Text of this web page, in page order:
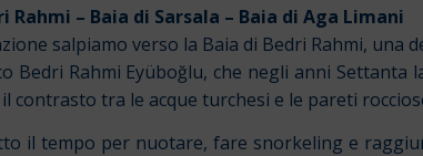
Rahmi – Baia di Sarsala – Baia di Aga Limani
salpiamo verso la Baia di Bedri Rahmi,
Bedri Rahmi Eyüboğlu, che negli anni
contrasto tra le acque turchesi e le pareti
il tempo per nuotare, fare snorkeling e